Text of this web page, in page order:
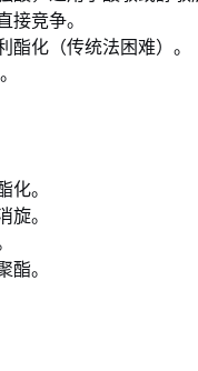
接竞争。
酯化（传统法困难）。
化。
旋。
。